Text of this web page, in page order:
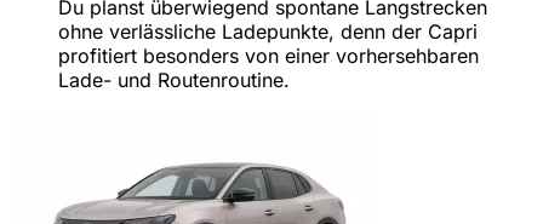
Du planst überwiegend spontane Langstrecken
ohne verlässliche Ladepunkte, denn der Capri
profitiert besonders von einer vorhersehbaren
Lade- und Routenroutine.